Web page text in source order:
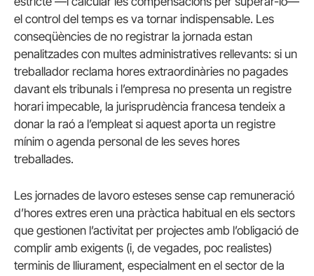
el control del temps es va tornar indispensable. Les
conseqüències de no registrar la jornada estan
penalitzades con multes administratives rellevants: si un
treballador reclama hores extraordinàries no pagades
davant els tribunals i l’empresa no presenta un registre
horari impecable, la jurisprudència francesa tendeix a
donar la raó a l’empleat si aquest aporta un registre
mínim o agenda personal de les seves hores
treballades.
Les jornades de lavoro esteses sense cap remuneració
d’hores extres eren una pràctica habitual en els sectors
que gestionen l’activitat per projectes amb l’obligació de
complir amb exigents (i, de vegades, poc realistes)
terminis de lliurament, especialment en el sector de la